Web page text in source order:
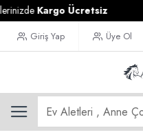
Kargo Ücretsiz
Giriş Yap Üye Ol